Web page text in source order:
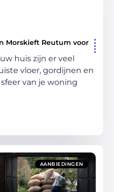
Morskieft Reutum voor
huis zijn er veel
vloer, gordijnen en
van je woning
AANBIEDINGEN